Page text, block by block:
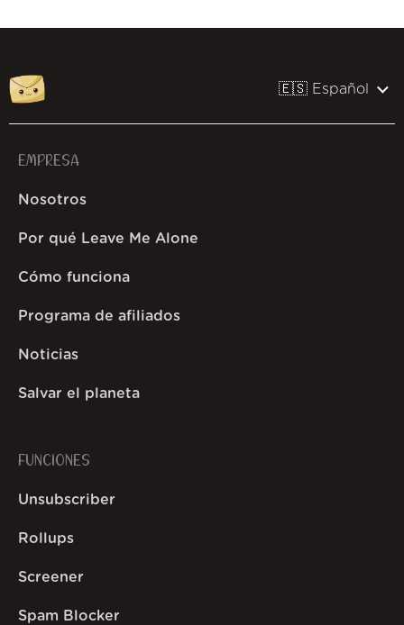
🇪🇸 Español
EMPRESA
Nosotros
Por qué Leave Me Alone
Cómo funciona
Programa de afiliados
Noticias
Salvar el planeta
FUNCIONES
Unsubscriber
Rollups
Screener
Spam Blocker